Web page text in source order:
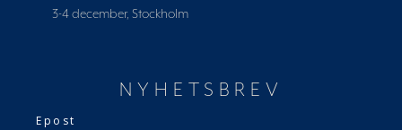
3-4 december, Stockholm
NYHETSBREV
Epost